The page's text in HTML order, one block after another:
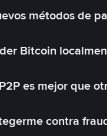
métodos de
Bitcoin
es mejor que
contra